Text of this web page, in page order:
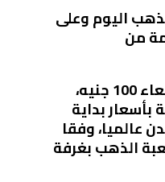
اليوم وعلى
من
قفز سعر الذهب اليوم الأربعاء 100 جنيه،
بأسعار بداية
عالميا، وفقا
الذهب بغرفة